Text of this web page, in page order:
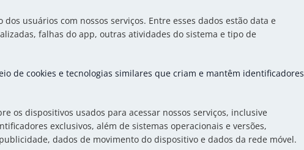
usuários com nossos serviços. Entre esses dados estão data e
falhas do app, outras atividades do sistema e tipo de
de cookies e tecnologias similares que criam e mantêm identificadores
os dispositivos usados para acessar nossos serviços, inclusive
exclusivos, além de sistemas operacionais e versões,
dados de movimento do dispositivo e dados da rede móvel.